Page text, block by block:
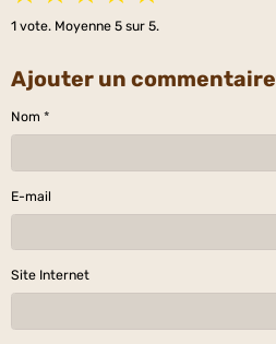
1 vote. Moyenne 5 sur 5.
Ajouter un commentaire
Nom
E-mail
Site Internet